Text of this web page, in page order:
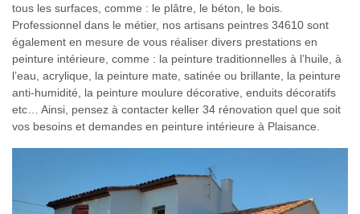
tous les surfaces, comme : le plâtre, le béton, le bois.
Professionnel dans le métier, nos artisans peintres 34610 sont
également en mesure de vous réaliser divers prestations en
peinture intérieure, comme : la peinture traditionnelles à l’huile, à
l’eau, acrylique, la peinture mate, satinée ou brillante, la peinture
anti-humidité, la peinture moulure décorative, enduits décoratifs
etc… Ainsi, pensez à contacter keller 34 rénovation quel que soit
vos besoins et demandes en peinture intérieure à Plaisance.